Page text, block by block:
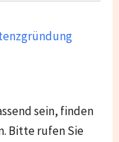
sein, finden
Bitte rufen Sie